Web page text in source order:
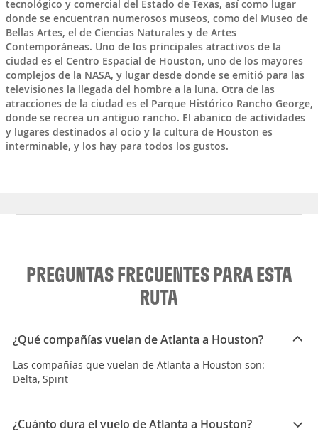
tecnológico y comercial del Estado de Texas, así como lugar
donde se encuentran numerosos museos, como del Museo de
Bellas Artes, el de Ciencias Naturales y de Artes
Contemporáneas. Uno de los principales atractivos de la
ciudad es el Centro Espacial de Houston, uno de los mayores
complejos de la NASA, y lugar desde donde se emitió para las
televisiones la llegada del hombre a la luna. Otra de las
atracciones de la ciudad es el Parque Histórico Rancho George,
donde se recrea un antiguo rancho. El abanico de actividades
y lugares destinados al ocio y la cultura de Houston es
interminable, y los hay para todos los gustos.
PREGUNTAS FRECUENTES PARA ESTA
RUTA
¿Qué compañías vuelan de Atlanta a Houston?
Las compañías que vuelan de Atlanta a Houston son:
Delta, Spirit
¿Cuánto dura el vuelo de Atlanta a Houston?